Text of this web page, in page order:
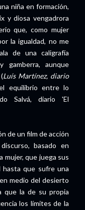
niña en formación,
y diosa vengadrora
que, como mujer
la igualdad, no me
de una caligrafía
gamberra, aunque
Luís Martínez, diario
equilibrio entre lo
Salvá, diario 'El
de un film de acción
basado en
mujer, que juega sus
hasta que sufre una
medio del desierto
que la de su propia
los límites de la